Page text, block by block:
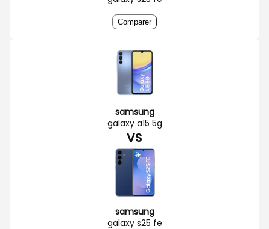
Comparer
samsung
galaxy a15 5g
VS
samsung
galaxy s25 fe